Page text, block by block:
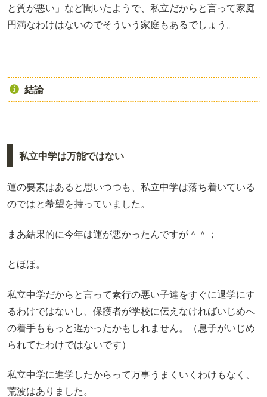
と質が悪い」など聞いたようで、私立だからと言って家庭
円満なわけはないのでそういう家庭もあるでしょう。
結論
私立中学は万能ではない
運の要素はあると思いつつも、私立中学は落ち着いている
のではと希望を持っていました。
まあ結果的に今年は運が悪かったんですが＾＾；
とほほ。
私立中学だからと言って素行の悪い子達をすぐに退学にす
るわけではないし、保護者が学校に伝えなければいじめへ
の着手ももっと遅かったかもしれません。（息子がいじめ
られてたわけではないです）
私立中学に進学したからって万事うまくいくわけもなく、
荒波はありました。